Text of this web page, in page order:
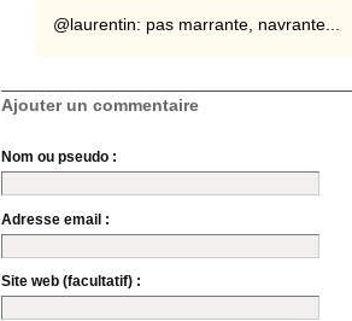
@laurentin: pas marrante, navrante...
Ajouter un commentaire
Nom ou pseudo :
Adresse email :
Site web (facultatif) :